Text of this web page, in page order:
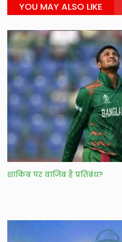
YOU MAY ALSO LIKE
शाकिब पर वाजिब है प्रतिबंध?